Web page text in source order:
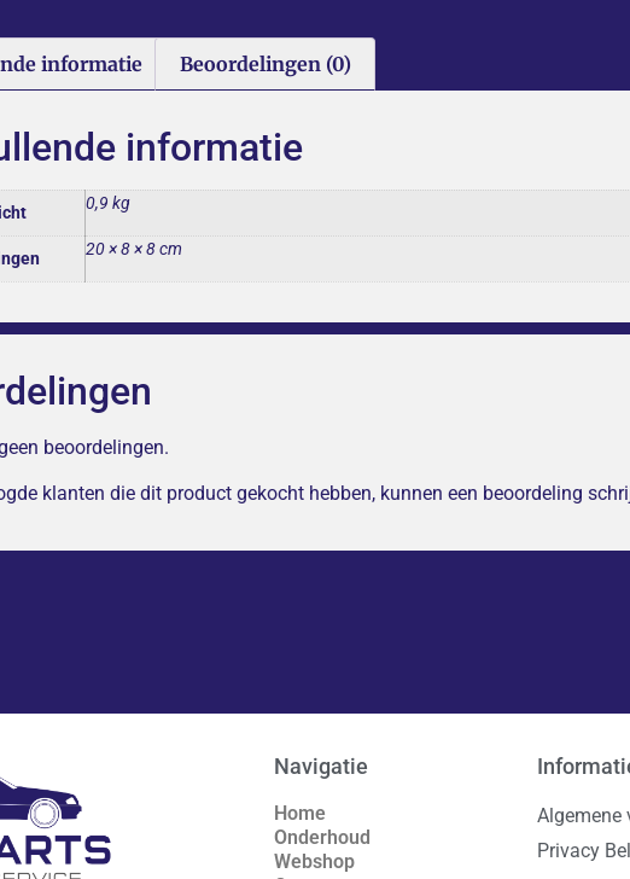
informatie Beoordelingen (0)
informatie
0,9 kg
20 × 8 × 8 cm
beoordelingen.
klanten die dit product gekocht hebben, kunnen een beoordeling
Navigatie
Home
Onderhoud
Webshop
Algemene
Privacy